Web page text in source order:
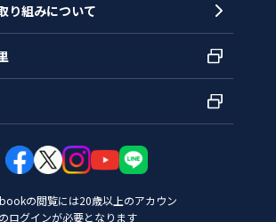
り組みについて
の閲覧には20歳以上のアカウン
ログインが必要となります